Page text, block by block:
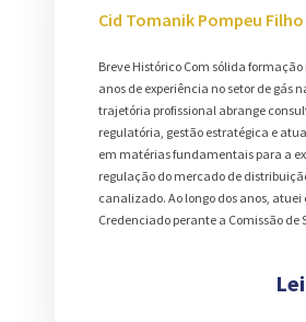
Cid Tomanik Pompeu Filho
Breve Histórico Com sólida
anos de experiência no setor de gás
trajetória profissional abrange
regulatória, gestão estratégica e
em matérias fundamentais para a
regulação do mercado de
canalizado. Ao longo dos anos, atuei
Credenciado perante a Comissão de